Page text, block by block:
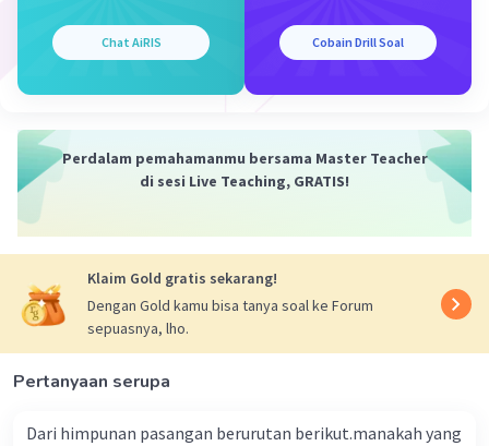
dilakukan dengan mengelompokkan sesama
suku sejenis kemudian jumlahkan atau
kurangkan koefisienya.
(10a-4ab-7)-6(-3a+20ab-9)
= (10a-4ab-7)+6.3a-6.20ab+6.9
= 10a + 18 a - 4ab - 120ab - 7 + 54
= 28a - 124ab + 47
Jadi hasilnya adalah 28a - 124ab + 47
Chat AiRIS Cobain Drill Soal
Perdalam pemahamanmu bersama Master Teacher
di sesi Live Teaching, GRATIS!
Klaim Gold gratis sekarang!
Dengan Gold kamu bisa tanya soal ke Forum
sepuasnya, lho.
Pertanyaan serupa
Dari himpunan pasangan berurutan berikut.manakah yang